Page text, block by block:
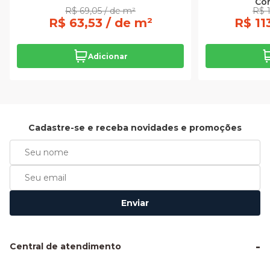
R$ 69,05 / de m²
R$ 63,53 / de m²
Adicionar
R$
R$
Cadastre-se e receba novidades e promoções
Enviar
Central de atendimento